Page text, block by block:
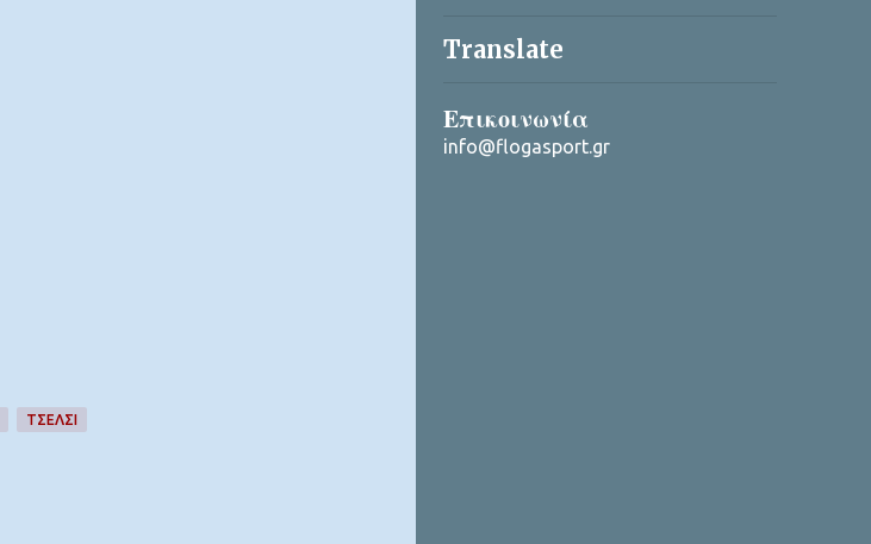
ΤΣΕΛΣΙ
Translate
Επικοινωνία
info@flogasport.gr